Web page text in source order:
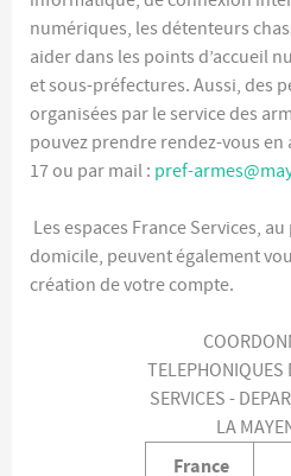
numériques, les détenteurs
aider dans les points d’accueil
et sous-préfectures. Aussi, des
organisées par le service des
pouvez prendre rendez-vous en
17 ou par mail : pref-
Les espaces France Services,
domicile, peuvent également
création de votre compte.
TELEPHONIQUES
SERVICES -
LA
France